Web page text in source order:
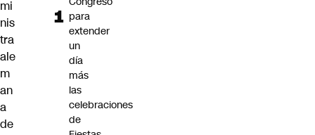
mi
nis
tra
ale
m
an
a
de
para
extender
un
día
más
las
celebraciones
de